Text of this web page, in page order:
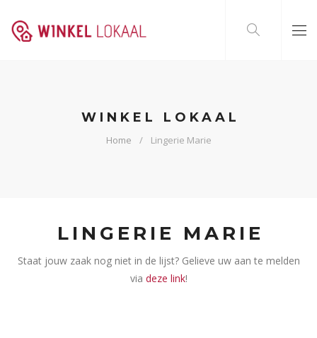
WINKEL LOKAAL
Home Lingerie Marie
LINGERIE MARIE
Staat jouw zaak nog niet in de lijst? Gelieve uw aan te melden
via deze link!